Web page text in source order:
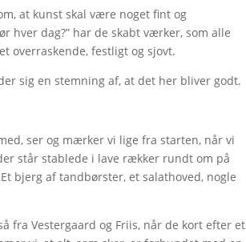
at kunst skal være noget fint og
hver dag?” har de skabt værker, som alle
overraskende, festligt og sjovt.
sig en stemning af, at det her bliver godt.
ser og mærker vi lige fra starten, når vi
står stablede i lave rækker rundt om på
bjerg af tandbørster, et salathoved, nogle
fra Vestergaard og Friis, når de kort efter et